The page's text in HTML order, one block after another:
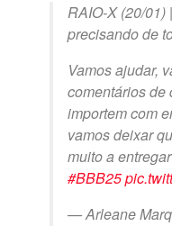
RAIO-X (20/01)
precisando de
Vamos ajudar,
comentários de
importem com
vamos deixar
muito a
#BBB25
— Arleane